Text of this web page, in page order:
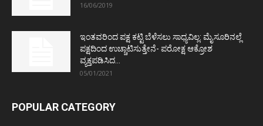
16/06/2019
ಇಂತವರಿಂದ ಪಕ್ಷ ಕಟ್ಟಿ ಬೆಳೆಸಲು ಸಾಧ್ಯವಿಲ್ಲ: ಮೈಸೂರಿನಲ್ಲೆ
ಪಕ್ಷದಿಂದ ಉಚ್ಚಾಟಿಸುತ್ತೇನೆ- ಪರೋಕ್ಷ ಆಕ್ರೋಶ
ವ್ಯಕ್ತಪಡಿಸಿದ...
05/01/2021
POPULAR CATEGORY